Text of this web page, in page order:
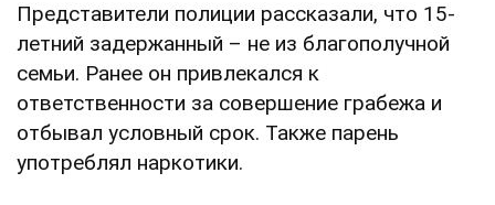
Представители полиции рассказали, что 15-
летний задержанный – не из благополучной
семьи. Ранее он привлекался к
ответственности за совершение грабежа и
отбывал условный срок. Также парень
употреблял наркотики.